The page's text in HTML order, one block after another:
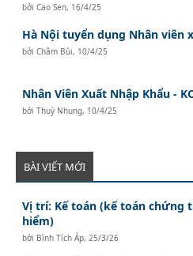
bởiCao Sen, 16/4/25
Hà Nội tuyển dụng Nhân viên
bởiChâm Bùi, 10/4/25
Nhân Viên Xuất Nhập Khẩu -
bởiThuỳ Nhung, 10/4/25
BÀI VIẾT MỚI
Vị trí: Kế toán (kế toán chứng
hiểm)
bởi Bình Tích Áp, 25/3/26